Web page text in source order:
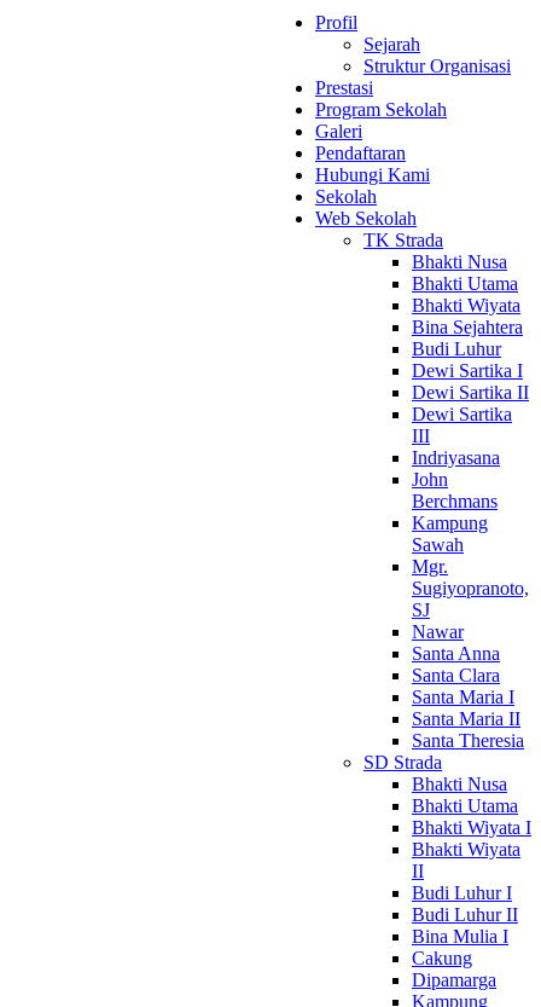
Profil
Sejarah
Struktur Organisasi
Prestasi
Program Sekolah
Galeri
Pendaftaran
Hubungi Kami
Sekolah
Web Sekolah
TK Strada
Bhakti Nusa
Bhakti Utama
Bhakti Wiyata
Bina Sejahtera
Budi Luhur
Dewi Sartika I
Dewi Sartika II
Dewi Sartika
III
Indriyasana
John
Berchmans
Kampung
Sawah
Mgr.
Sugiyopranoto,
SJ
Nawar
Santa Anna
Santa Clara
Santa Maria I
Santa Maria II
Santa Theresia
SD Strada
Bhakti Nusa
Bhakti Utama
Bhakti Wiyata I
Bhakti Wiyata
II
Budi Luhur I
Budi Luhur II
Bina Mulia I
Cakung
Dipamarga
Kampung